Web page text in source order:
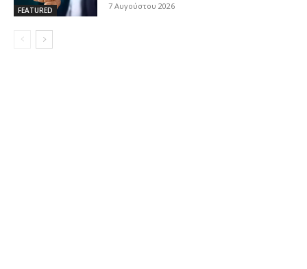
FEATURED 7 Αυγούστου 2026